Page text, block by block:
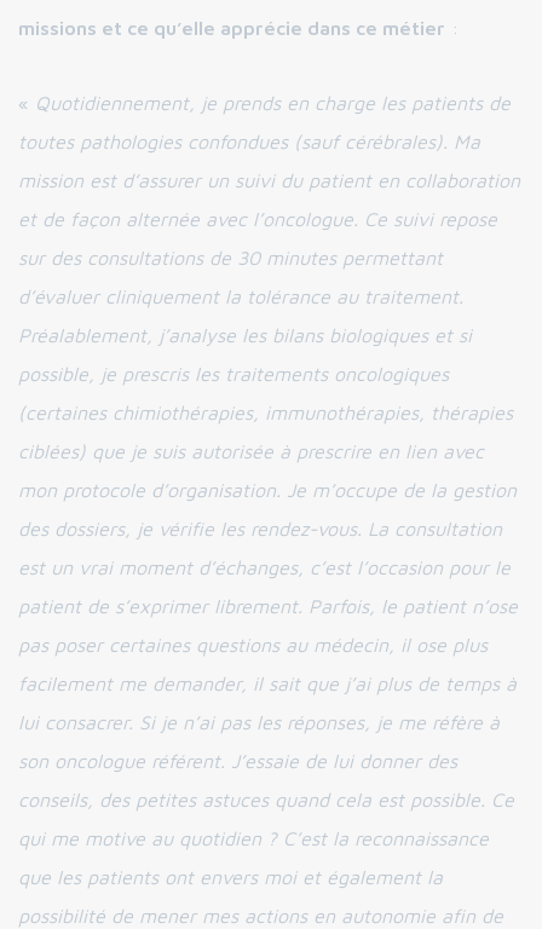
missions et ce qu’elle apprécie dans ce métier :
« Quotidiennement, je prends en charge les patients de
toutes pathologies confondues (sauf cérébrales). Ma
mission est d’assurer un suivi du patient en collaboration
et de façon alternée avec l’oncologue. Ce suivi repose
sur des consultations de 30 minutes permettant
d’évaluer cliniquement la tolérance au traitement.
Préalablement, j’analyse les bilans biologiques et si
possible, je prescris les traitements oncologiques
(certaines chimiothérapies, immunothérapies, thérapies
ciblées) que je suis autorisée à prescrire en lien avec
mon protocole d’organisation. Je m’occupe de la gestion
des dossiers, je vérifie les rendez-vous. La consultation
est un vrai moment d’échanges, c’est l’occasion pour le
patient de s’exprimer librement. Parfois, le patient n’ose
pas poser certaines questions au médecin, il ose plus
facilement me demander, il sait que j’ai plus de temps à
lui consacrer. Si je n’ai pas les réponses, je me réfère à
son oncologue référent. J’essaie de lui donner des
conseils, des petites astuces quand cela est possible. Ce
qui me motive au quotidien ? C’est la reconnaissance
que les patients ont envers moi et également la
possibilité de mener mes actions en autonomie afin de